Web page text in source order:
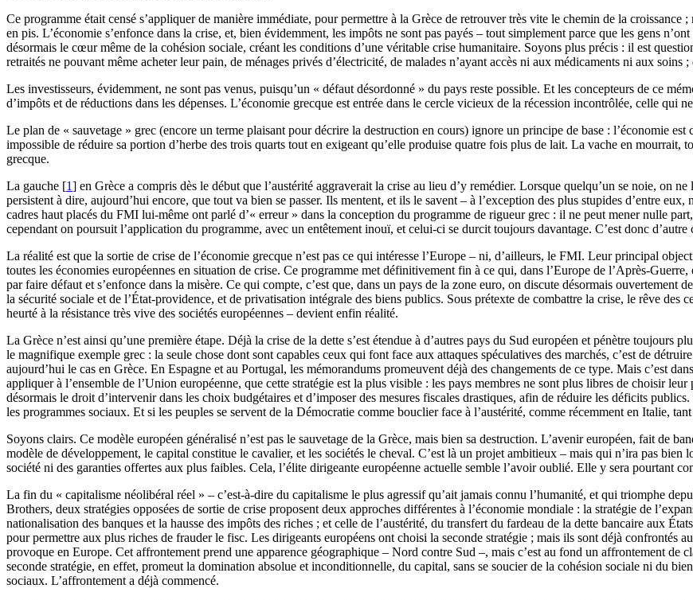
Ce programme était censé s’appliquer de manière immédiate, pour permettre à la Grèce de retrouver très vite le chemin de la
en pis. L’économie s’enfonce dans la crise, et, bien évidemment, les impôts ne sont pas payés – tout simplement parce que les gens
désormais le cœur même de la cohésion sociale, créant les conditions d’une véritable crise humanitaire. Soyons plus précis : il est
retraités ne pouvant même acheter leur pain, de ménages privés d’électricité, de malades n’ayant accès ni aux médicaments ni aux soins
Les investisseurs, évidemment, ne sont pas venus, puisqu’un « défaut désordonné » du pays reste possible. Et les concepteurs de ce
d’impôts et de réductions dans les dépenses. L’économie grecque est entrée dans le cercle vicieux de la récession incontrôlée, celle qui
Le plan de « sauvetage » grec (encore un terme plaisant pour décrire la destruction en cours) ignore un principe de base : l’économie
impossible de réduire sa portion d’herbe des trois quarts tout en exigeant qu’elle produise quatre fois plus de lait. La vache en mourrait,
grecque.
La gauche [1] en Grèce a compris dès le début que l’austérité aggraverait la crise au lieu d’y remédier. Lorsque quelqu’un se noie, on
persistent à dire, aujourd’hui encore, que tout va bien se passer. Ils mentent, et ils le savent – à l’exception des plus stupides d’entre
cadres haut placés du FMI lui-même ont parlé d’« erreur » dans la conception du programme de rigueur grec : il ne peut mener nulle
cependant on poursuit l’application du programme, avec un entêtement inouï, et celui-ci se durcit toujours davantage. C’est donc d’autre
La réalité est que la sortie de crise de l’économie grecque n’est pas ce qui intéresse l’Europe – ni, d’ailleurs, le FMI. Leur principal
toutes les économies européennes en situation de crise. Ce programme met définitivement fin à ce qui, dans l’Europe de l’Après-
par faire défaut et s’enfonce dans la misère. Ce qui compte, c’est que, dans un pays de la zone euro, on discute désormais ouvertement
la sécurité sociale et de l’État-providence, et de privatisation intégrale des biens publics. Sous prétexte de combattre la crise, le rêve des
heurté à la résistance très vive des sociétés européennes – devient enfin réalité.
La Grèce n’est ainsi qu’une première étape. Déjà la crise de la dette s’est étendue à d’autres pays du Sud européen et pénètre
le magnifique exemple grec : la seule chose dont sont capables ceux qui font face aux attaques spéculatives des marchés, c’est de
aujourd’hui le cas en Grèce. En Espagne et au Portugal, les mémorandums promeuvent déjà des changements de ce type. Mais c’est
appliquer à l’ensemble de l’Union européenne, que cette stratégie est la plus visible : les pays membres ne sont plus libres de choisir
désormais le droit d’intervenir dans les choix budgétaires et d’imposer des mesures fiscales drastiques, afin de réduire les déficits
les programmes sociaux. Et si les peuples se servent de la Démocratie comme bouclier face à l’austérité, comme récemment en Italie,
Soyons clairs. Ce modèle européen généralisé n’est pas le sauvetage de la Grèce, mais bien sa destruction. L’avenir européen, fait de
modèle de développement, le capital constitue le cavalier, et les sociétés le cheval. C’est là un projet ambitieux – mais qui n’ira pas bien
société ni des garanties offertes aux plus faibles. Cela, l’élite dirigeante européenne actuelle semble l’avoir oublié. Elle y sera pourtant
La fin du « capitalisme néolibéral réel » – c’est-à-dire du capitalisme le plus agressif qu’ait jamais connu l’humanité, et qui triomphe
Brothers, deux stratégies opposées de sortie de crise proposent deux approches différentes à l’économie mondiale : la stratégie de
nationalisation des banques et la hausse des impôts des riches ; et celle de l’austérité, du transfert du fardeau de la dette bancaire aux
pour permettre aux plus riches de frauder le fisc. Les dirigeants européens ont choisi la seconde stratégie ; mais ils sont déjà confrontés
provoque en Europe. Cet affrontement prend une apparence géographique – Nord contre Sud –, mais c’est au fond un affrontement de
seconde stratégie, en effet, promeut la domination absolue et inconditionnelle, du capital, sans se soucier de la cohésion sociale ni du
sociaux. L’affrontement a déjà commencé.